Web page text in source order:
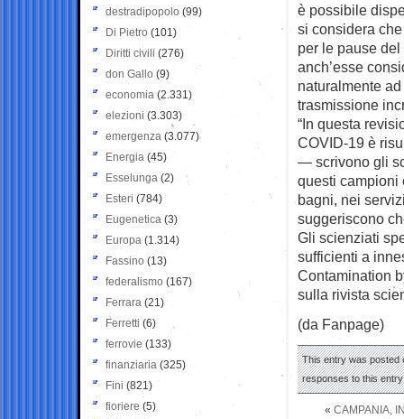
è possibile
si considera
per le pause
anch’esse
naturalmente
trasmissione
“In questa
COVID-19 è
— scrivono gli
questi campioni
bagni, nei
suggeriscono
Gli scienziati
sufficienti a
Contamination
sulla rivista
(da Fanpage)
This entry was posted
responses to this
« CAMPANIA,
destradipopolo (99)
Di Pietro (101)
Diritti civili (276)
don Gallo (9)
economia (2.331)
elezioni (3.303)
emergenza (3.077)
Energia (45)
Esselunga (2)
Esteri (784)
Eugenetica (3)
Europa (1.314)
Fassino (13)
federalismo (167)
Ferrara (21)
Ferretti (6)
ferrovie (133)
finanziaria (325)
Fini (821)
fioriere (5)